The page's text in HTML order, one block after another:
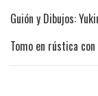
Guión y Dibujos:
Tomo en rústica